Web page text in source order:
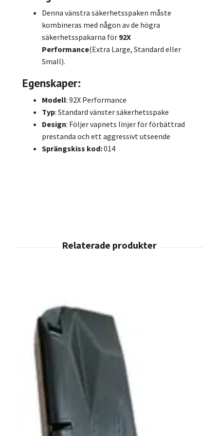
Denna vänstra säkerhetsspaken måste
kombineras med någon av de högra
säkerhetsspakarna för 92X
Performance(Extra Large, Standard eller
Small).
Egenskaper:
Modell: 92X Performance
Typ: Standard vänster säkerhetsspake
Design: Följer vapnets linjer för förbättrad
prestanda och ett aggressivt utseende
Sprängskiss kod:014